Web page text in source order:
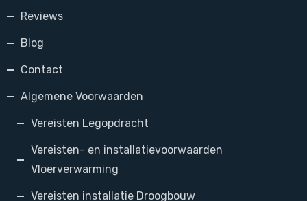
Reviews
Blog
Contact
Algemene Voorwaarden
Vereisten Legopdracht
Vereisten- en installatievoorwaarden
Vloerverwarming
Vereisten installatie Droogbouw